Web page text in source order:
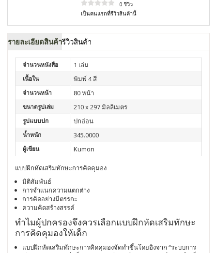
0 รีวิว
เป็นคนแรกที่รีวิวสินค้านี้
รายละเอียดสินค้ารีวิวสินค้า
จำนวนหนังสือ 1 เล่ม
เนื้อใน พิมพ์ 4 สี
จำนวนหน้า 80 หน้า
ขนาดรูปเล่ม 210 x 297 มิลลิเมตร
รูปแบบปก ปกอ่อน
น้ำหนัก 345.0000
ผู้เขียน Kumon
แบบฝึกหัดเสริมทักษะการคิดคุมอง
มิติสัมพันธ์
การจำแนกความแตกต่าง
การคิดอย่างมีตรรกะ
ความคิดสร้างสรรค์
ทำไมผู้ปกครองจึงควรเลือกแบบฝึกหัดเสริมทักษะ
การคิดคุมองให้เด็ก
แบบฝึกหัดเสริมทักษะการคิดคุมองจัดทำขึ้นโดยอิงจาก “ระบบการ